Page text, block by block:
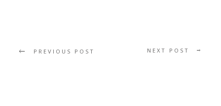
PREVIOUS POST NEXT POST